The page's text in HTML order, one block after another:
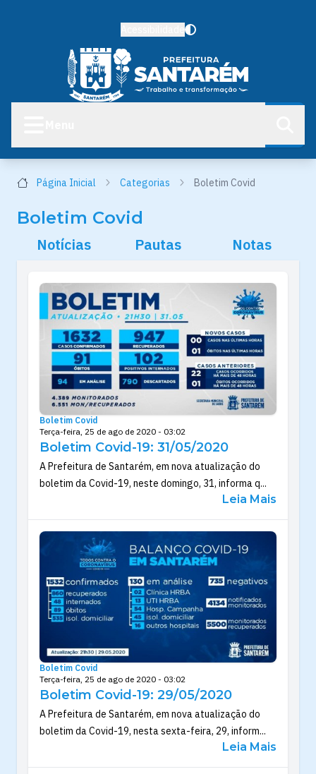
Página Inicial Categorias Boletim Covid
Boletim Covid
Notícias Pautas Notas
Boletim Covid
Terça-feira, 25 de ago de 2020 - 03:02
Boletim Covid-19: 31/05/2020
A Prefeitura de Santarém, em nova atualização do
boletim da Covid-19, neste domingo, 31, informa q...
Leia Mais
Boletim Covid
Terça-feira, 25 de ago de 2020 - 03:02
Boletim Covid-19: 29/05/2020
A Prefeitura de Santarém, em nova atualização do
boletim da Covid-19, nesta sexta-feira, 29, inform...
Leia Mais